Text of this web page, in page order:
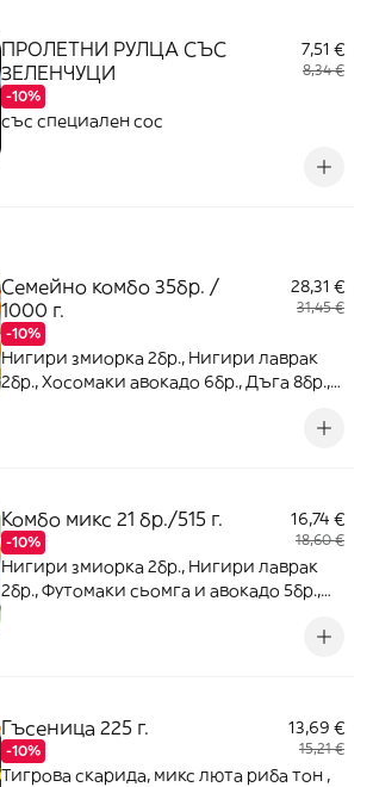
ПРОЛЕТНИ РУЛЦА СЪС
ЗЕЛЕНЧУЦИ
-10%
7,51 €
8,34 €
със специален сос
Семейно комбо 35бр. /
1000 г.
-10%
28,31 €
31,45 €
Нигири змиорка 2бр., Нигири лаврак
2бр., Хосомаки авокадо 6бр., Дъга 8бр.,
Тануки сьомга 4бр., Норвежка гора 8бр.
Комбо микс 21 бр./515 г.
-10%
16,74 €
18,60 €
Нигири змиорка 2бр., Нигири лаврак
2бр., Футомаки сьомга и авокадо 5бр.,
Гъсеница 225 г.
-10%
13,69 €
15,21 €
Тигрова скарида, микс люта риба тон ,